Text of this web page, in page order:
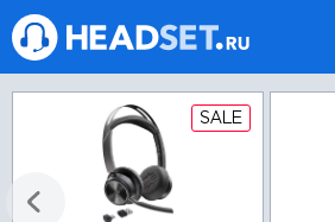
SALE